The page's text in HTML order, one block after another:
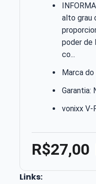
alto grau
poder de
co...
Marca
Garantia:
vonixx V-
R$27,00
Links: